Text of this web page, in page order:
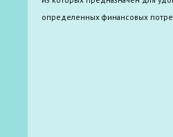
определенных финансовых